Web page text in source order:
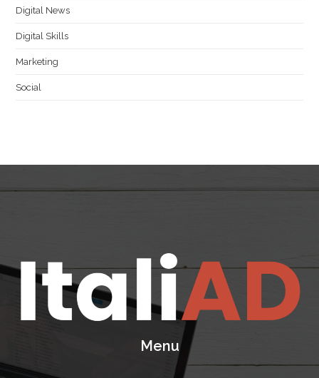
Digital News
Digital Skills
Marketing
Social
Menu